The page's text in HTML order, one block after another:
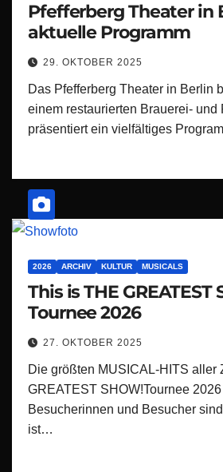
Pfefferberg Theater in
aktuelle Programm
29. OKTOBER 2025
Das Pfefferberg Theater in Berlin
einem restaurierten Brauerei- und
präsentiert ein vielfältiges
2026 ARCHIV KULTUR MUSICALS
This is THE GREATEST
Tournee 2026
27. OKTOBER 2025
Die größten MUSICAL-HITS aller
GREATEST SHOW!Tournee
Besucherinnen und Besucher
ist…